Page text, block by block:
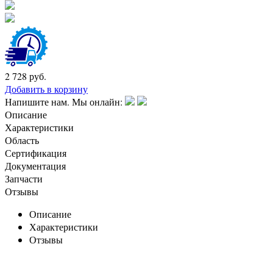
2 728 руб.
Добавить в корзину
Напишите нам. Мы онлайн:
Описание
Характеристики
Область
Сертификация
Документация
Запчасти
Отзывы
Описание
Характеристики
Отзывы